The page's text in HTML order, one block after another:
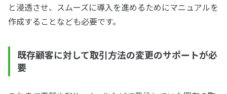
と浸透させ、スムーズに導入を進めるためにマニュアルを
作成することなども必要です。
既存顧客に対して取引方法の変更のサポートが必
要